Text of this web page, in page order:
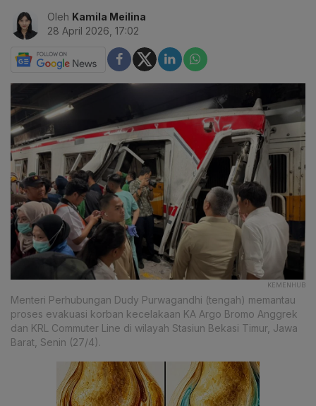
Oleh Kamila Meilina
28 April 2026, 17:02
KEMENHUB
Menteri Perhubungan Dudy Purwagandhi (tengah) memantau
proses evakuasi korban kecelakaan KA Argo Bromo Anggrek
dan KRL Commuter Line di wilayah Stasiun Bekasi Timur, Jawa
Barat, Senin (27/4).